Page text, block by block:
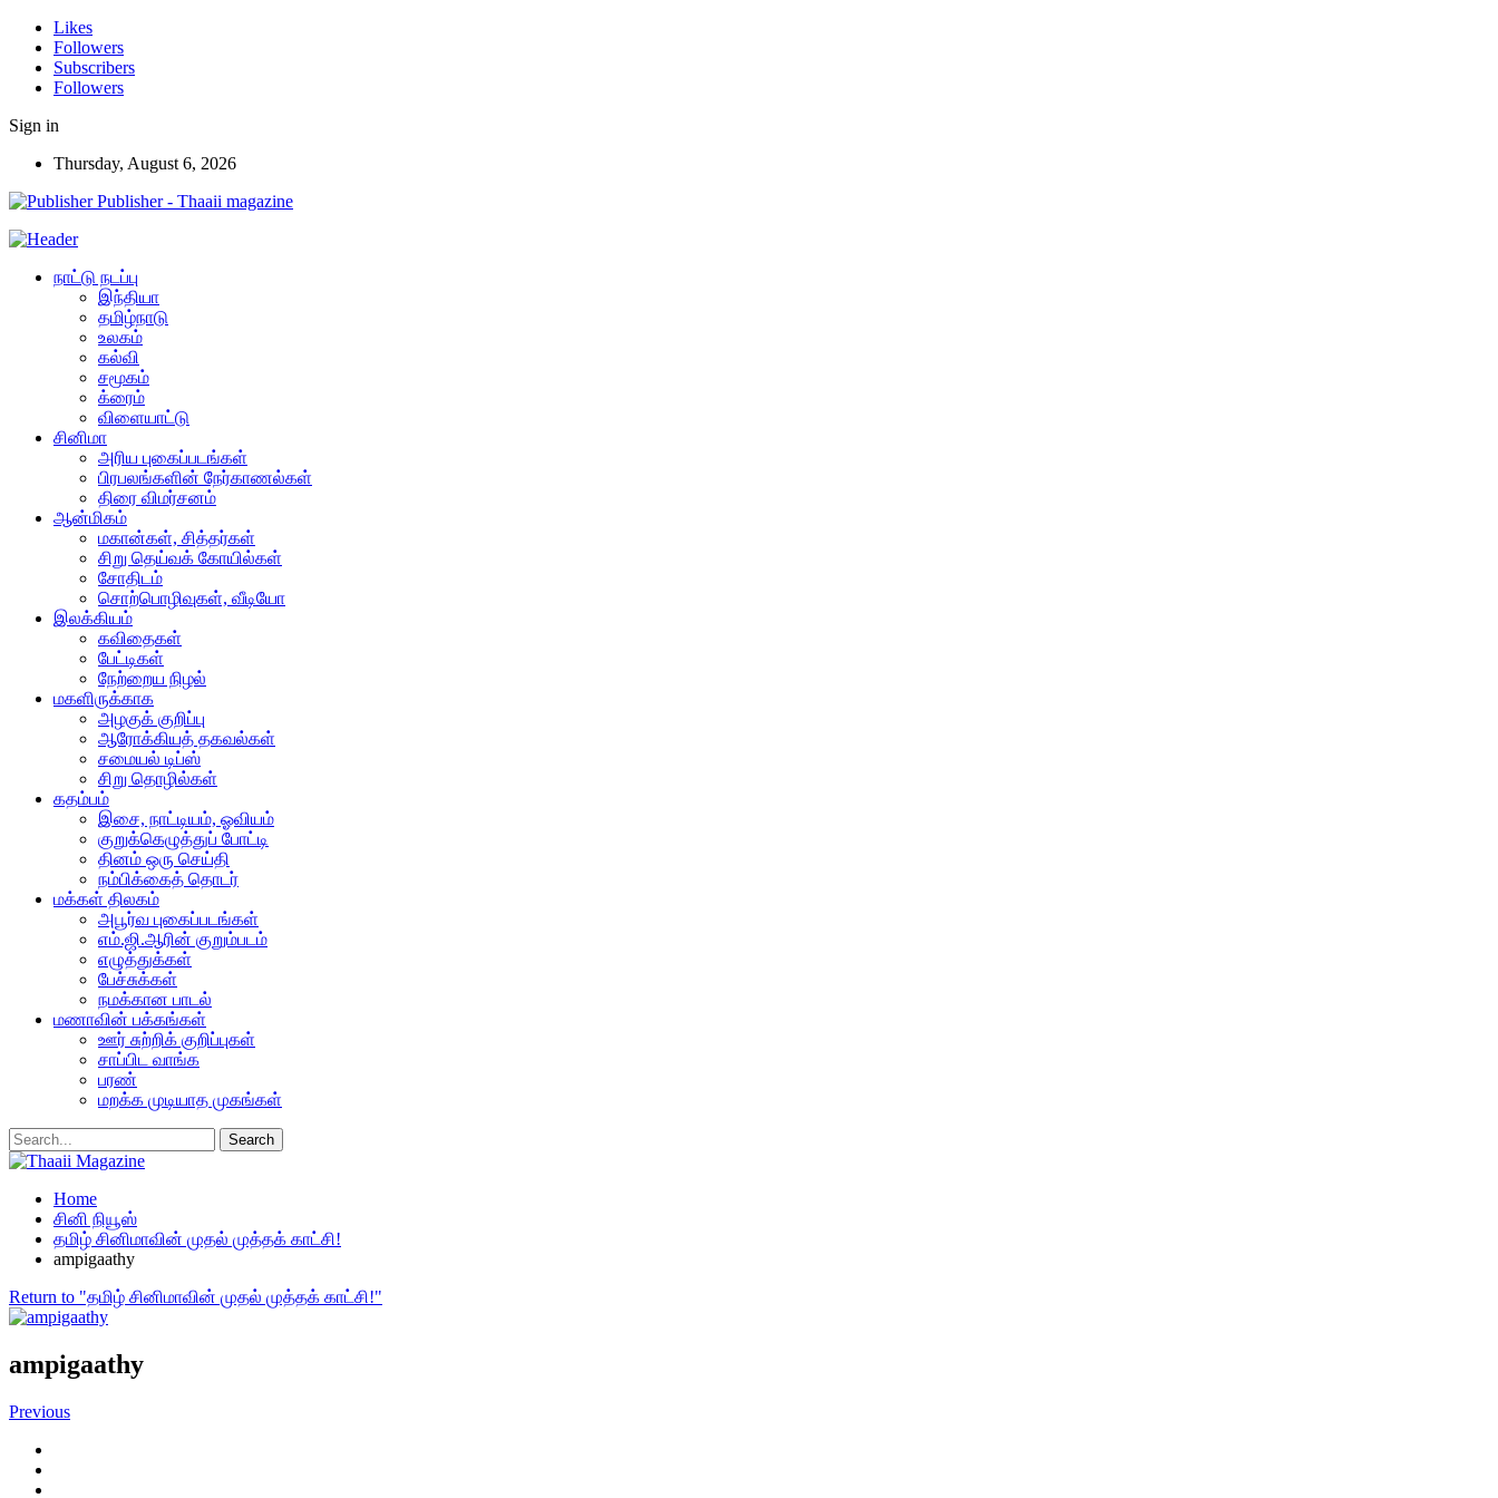
Likes
Followers
Subscribers
Followers
Sign in
Thursday, August 6, 2026
Publisher - Thaaii magazine
நாட்டு நடப்பு
இந்தியா
தமிழ்நாடு
உலகம்
கல்வி
சமூகம்
க்ரைம்
விளையாட்டு
சினிமா
அரிய புகைப்படங்கள்
பிரபலங்களின் நேர்காணல்கள்
திரை விமர்சனம்
ஆன்மிகம்
மகான்கள், சித்தர்கள்
சிறு தெய்வக் கோயில்கள்
சோதிடம்
சொற்பொழிவுகள், வீடியோ
இலக்கியம்
கவிதைகள்
பேட்டிகள்
நேற்றைய நிழல்
மகளிருக்காக
அழகுக் குறிப்பு
ஆரோக்கியத் தகவல்கள்
சமையல் டிப்ஸ்
சிறு தொழில்கள்
கதம்பம்
இசை, நாட்டியம், ஓவியம்
குறுக்கெழுத்துப் போட்டி
தினம் ஒரு செய்தி
நம்பிக்கைத் தொடர்
மக்கள் திலகம்
அபூர்வ புகைப்படங்கள்
எம்.ஜி.ஆரின் குறும்படம்
எழுத்துக்கள்
பேச்சுக்கள்
நமக்கான பாடல்
மணாவின் பக்கங்கள்
ஊர் சுற்றிக் குறிப்புகள்
சாப்பிட வாங்க
பரண்
மறக்க முடியாத முகங்கள்
Home
சினி நியூஸ்
தமிழ் சினிமாவின் முதல் முத்தக் காட்சி!
ampigaathy
Return to "தமிழ் சினிமாவின் முதல் முத்தக் காட்சி!"
ampigaathy
Previous